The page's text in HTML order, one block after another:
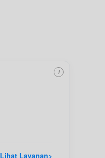
Lihat Layanan>
i